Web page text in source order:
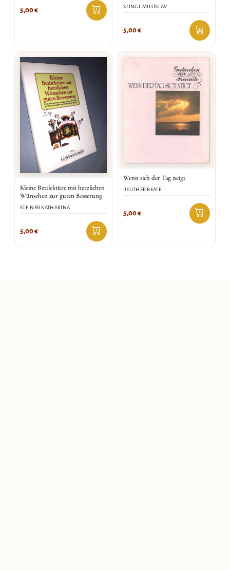
5,00€ STINGL MILOSLAV
5,00€
Kleine Bettlektüre mit herzlichen
Wünschen zur guten Besserung
STEINER KATHARINA
5,00€
Wenn sich der Tag neigt
REUTHER BEATE
5,00€